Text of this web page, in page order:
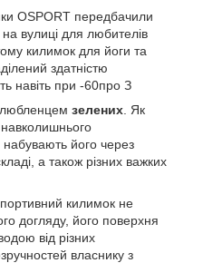
OSPORT передбачили
вулиці для любителів
килимок для йоги та
здатністю
навіть при -60про З
зелених . Як
його через
а також різних важких
килимок не
догляду, його поверхня
від різних
власнику з